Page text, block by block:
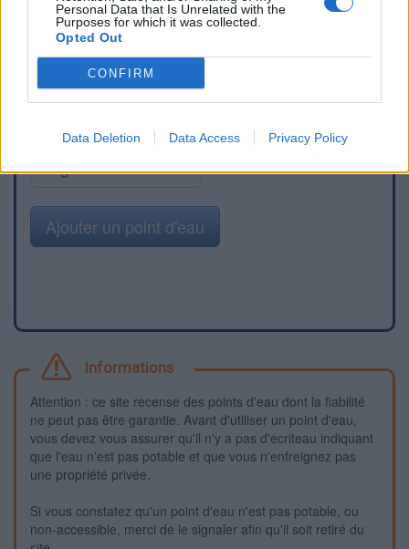
Personal Data that Is Unrelated with the
Purposes for which it was collected.
Opted Out
CONFIRM
Data Deletion Data Access Privacy Policy
Signaler une erreur
Ajouter un point d'eau
Informations
Attention : ce site recense des points d'eau dont la fiabilité
ne peut pas être garantie. Avant d'utiliser un point d'eau,
vous devez vous assurer qu'il n'y a pas d'écriteau indiquant
que l'eau n'est pas potable et que vous n'enfreignez pas
une propriété privée.
Si vous constatez qu'un point d'eau n'est pas potable, ou
non-accessible, merci de le signaler afin qu'il soit retiré du